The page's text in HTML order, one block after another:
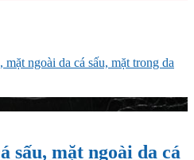
ngoài da cá sấu, mặt trong da
sấu, mặt ngoài da cá